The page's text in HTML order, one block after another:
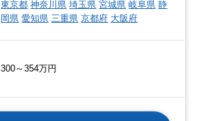
東京都 神奈川県 埼玉県 宮城県 岐阜県 静
岡県 愛知県 三重県 京都府 大阪府
300～354万円